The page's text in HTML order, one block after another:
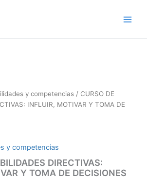
y competencias / CURSO DE
INFLUIR, MOTIVAR Y TOMA DE
€.
y competencias
DIRECTIVAS:
Y TOMA DE DECISIONES
es: